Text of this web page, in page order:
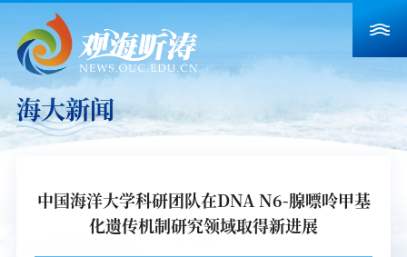
海大新闻
中国海洋大学科研团队在DNA N6-腺嘌呤甲基
化遗传机制研究领域取得新进展